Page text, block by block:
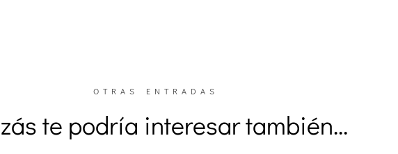
OTRAS ENTRADAS
te podría interesar también…